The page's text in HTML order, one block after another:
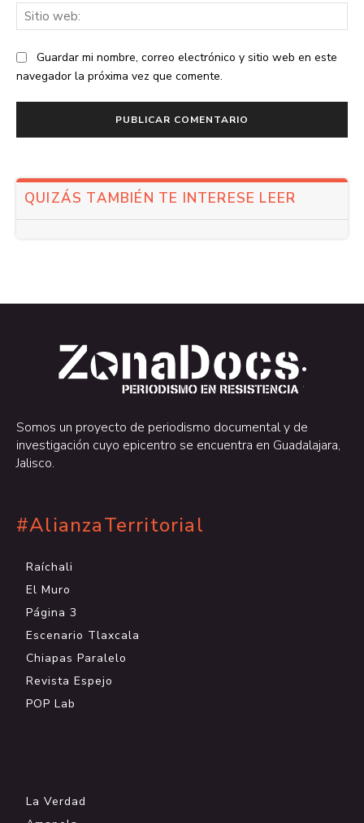
Guardar mi nombre, correo electrónico y sitio web en este
navegador la próxima vez que comente.
QUIZÁS TAMBIÉN TE INTERESE LEER
.
.
Somos un proyecto de periodismo documental y de
investigación cuyo epicentro se encuentra en Guadalajara,
Jalisco.
#AlianzaTerritorial
Raíchali
El Muro
Página 3
Escenario Tlaxcala
Chiapas Paralelo
Revista Espejo
POP Lab
La Verdad